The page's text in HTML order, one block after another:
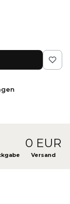
0 EUR
Versand